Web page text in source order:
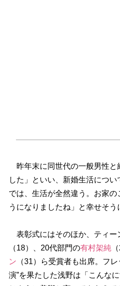
昨年末に同世代の一般男性と
した」といい、新婚生活につい
では、生活が全然違う。お家の
うになりましたね」と幸せそう
表彰式にはそのほか、ティー
（18）、20代部門の有村架純
ン （31）ら受賞者も出席。フ
演”を果たした浅野は「こんな